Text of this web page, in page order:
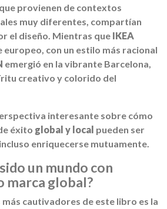
provienen de contextos
muy diferentes, compartían
el diseño. Mientras que IKEA
con un estilo más racional
emergió en la vibrante Barcelona,
creativo y colorido del
interesante sobre cómo
éxito global y local pueden ser
enriquecerse mutuamente.
un mundo con
marca global?
cautivadores de este libro es la